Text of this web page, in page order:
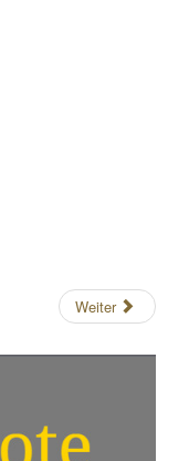
Weiter